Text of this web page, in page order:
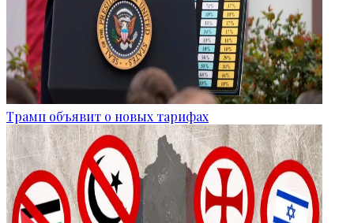
Трамп объявит о новых тарифах